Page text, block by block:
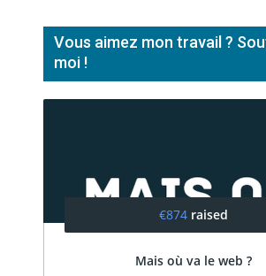
Vous aimez mon travail ?
moi !